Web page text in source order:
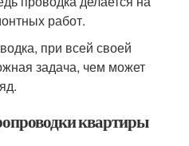
работ.
при всей своей
задача, чем может
квартиры